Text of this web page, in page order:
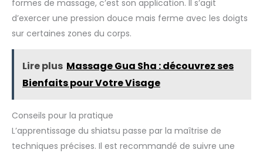
formes de massage, c’est son application. Il s’agit
d’exercer une pression douce mais ferme avec les doigts
sur certaines zones du corps.
Lire plus Massage Gua Sha : découvrez ses
Bienfaits pour Votre Visage
Conseils pour la pratique
L’apprentissage du shiatsu passe par la maîtrise de
techniques précises. Il est recommandé de suivre une